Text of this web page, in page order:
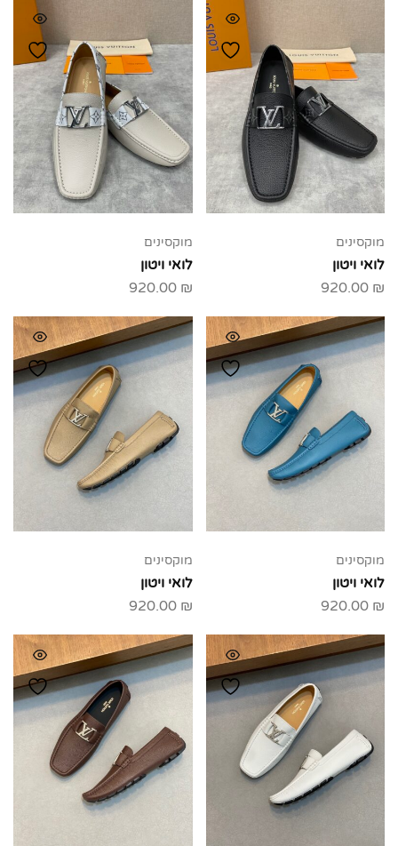
מוקסינים
לואי ויטון
920.00 ₪
מוקסינים
לואי ויטון
920.00 ₪
מוקסינים
לואי ויטון
920.00 ₪
מוקסינים
לואי ויטון
920.00 ₪